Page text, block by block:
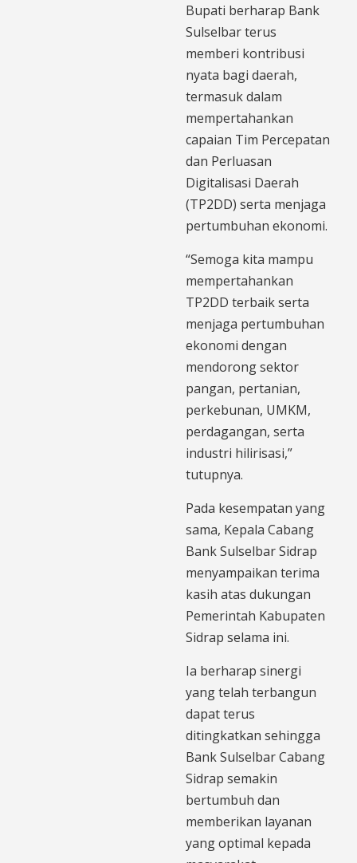
Bupati berharap Bank
Sulselbar terus
memberi kontribusi
nyata bagi daerah,
termasuk dalam
mempertahankan
capaian Tim Percepatan
dan Perluasan
Digitalisasi Daerah
(TP2DD) serta menjaga
pertumbuhan ekonomi.
“Semoga kita mampu
mempertahankan
TP2DD terbaik serta
menjaga pertumbuhan
ekonomi dengan
mendorong sektor
pangan, pertanian,
perkebunan, UMKM,
perdagangan, serta
industri hilirisasi,”
tutupnya.
Pada kesempatan yang
sama, Kepala Cabang
Bank Sulselbar Sidrap
menyampaikan terima
kasih atas dukungan
Pemerintah Kabupaten
Sidrap selama ini.
Ia berharap sinergi
yang telah terbangun
dapat terus
ditingkatkan sehingga
Bank Sulselbar Cabang
Sidrap semakin
bertumbuh dan
memberikan layanan
yang optimal kepada